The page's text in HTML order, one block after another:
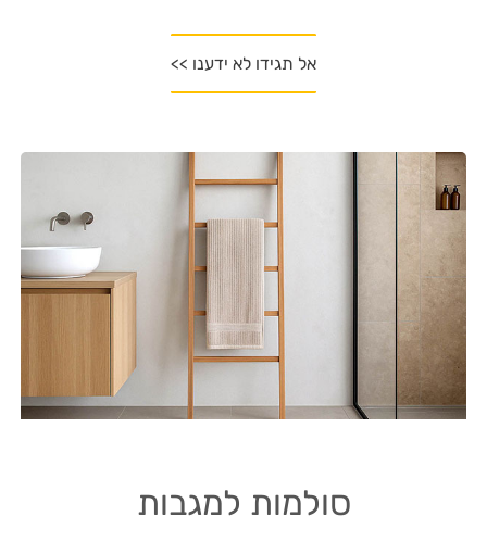
אל תגידו לא ידענו >>
סולמות למגבות